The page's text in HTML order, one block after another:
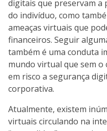
digitais que preservam a
do indivíduo, como
ameaças virtuais que
financeiros. Seguir
também é uma conduta
mundo virtual que sem o
em risco a segurança
corporativa.
Atualmente, existem
virtuais circulando na